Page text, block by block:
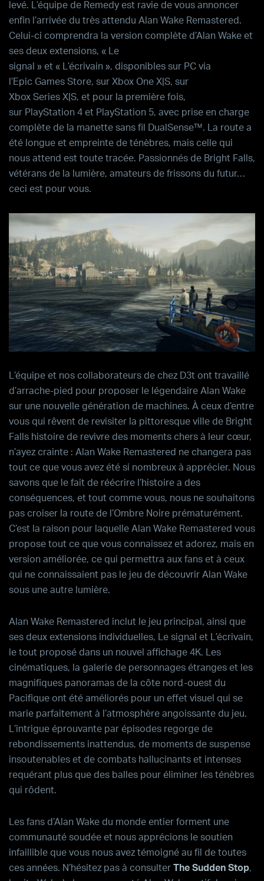
levé. L’équipe de Remedy est ravie de vous annoncer
enfin l’arrivée du très attendu Alan Wake Remastered .
Celui-ci comprendra la version complète d’Alan Wake et
ses deux extensions, « Le
signal » et « L’écrivain », disponibles sur PC via
l’Epic Games Store, sur Xbox One X|S, sur
Xbox Series X|S, et pour la première fois,
sur PlayStation 4 et PlayStation 5, avec prise en charge
complète de la manette sans fil DualSense™. La route a
été longue et empreinte de ténèbres, mais celle qui
nous attend est toute tracée. Passionnés de Bright Falls,
vétérans de la lumière, amateurs de frissons du futur…
ceci est pour vous.
L’équipe et nos collaborateurs de chez D3t ont travaillé
d’arrache-pied pour proposer le légendaire Alan Wake
sur une nouvelle génération de machines. À ceux d’entre
vous qui rêvent de revisiter la pittoresque ville de Bright
Falls histoire de revivre des moments chers à leur cœur,
n’ayez crainte : Alan Wake Remastered ne changera pas
tout ce que vous avez été si nombreux à apprécier. Nous
savons que le fait de réécrire l’histoire a des
conséquences, et tout comme vous, nous ne souhaitons
pas croiser la route de l’Ombre Noire prématurément.
C’est la raison pour laquelle Alan Wake Remastered vous
propose tout ce que vous connaissez et adorez, mais en
version améliorée, ce qui permettra aux fans et à ceux
qui ne connaissaient pas le jeu de découvrir Alan Wake
sous une autre lumière.
Alan Wake Remastered inclut le jeu principal, ainsi que
ses deux extensions individuelles,
Le signal et L’écrivain,
le tout proposé dans un nouvel affichage 4K. Les
cinématiques, la galerie de personnages étranges et les
magnifiques panoramas de la côte nord-ouest du
Pacifique ont été améliorés pour un effet visuel qui se
marie parfaitement à l’atmosphère angoissante du jeu.
L’intrigue éprouvante par épisodes regorge de
rebondissements inattendus, de moments de suspense
insoutenables et de combats hallucinants et intenses
requérant plus que des balles pour éliminer les ténèbres
qui rôdent.
Les fans d’Alan Wake du monde entier forment une
communauté soudée et nous apprécions le soutien
infaillible que vous nous avez témoigné au fil de toutes
ces années. N’hésitez pas à consulter The Sudden Stop,